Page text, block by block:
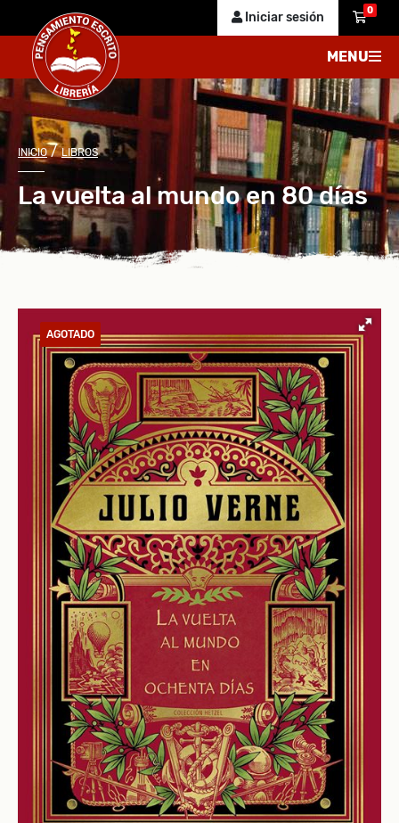
Iniciar sesión 0
MENU
INICIO/LIBROS
La vuelta al mundo en 80 días
AGOTADO